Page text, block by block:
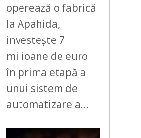
operează o fabrică
la Apahida,
investește 7
milioane de euro
în prima etapă a
unui sistem de
automatizare a…